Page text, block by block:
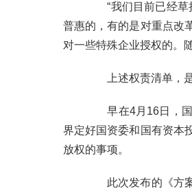
“我们目前已经草
普惠的，有的是对重点改
对一些特殊企业授权的。
上述权责清单，
早在4月 16日，
界定好国资委和国有资本
放权的事项。
此次发布的《方